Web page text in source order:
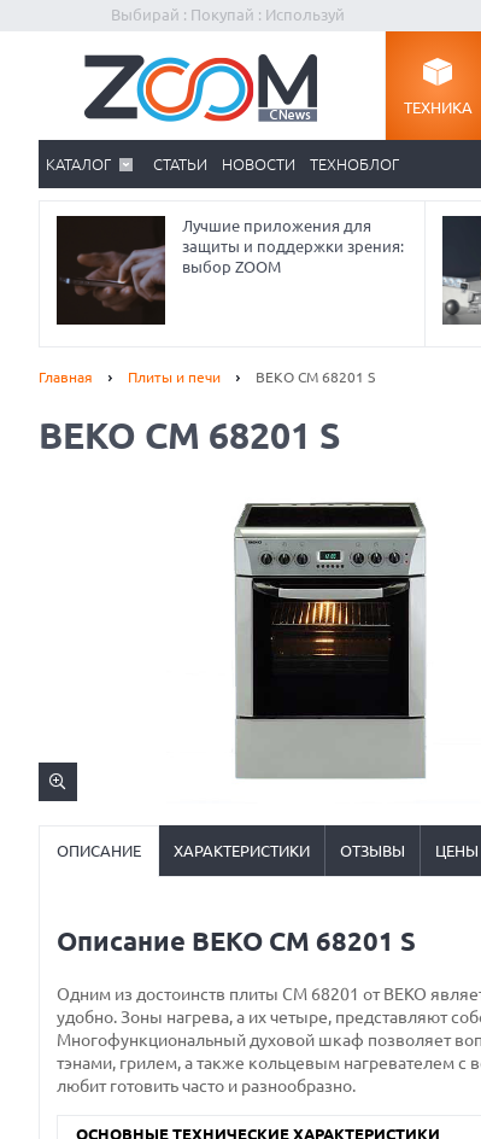
Выбирай : Покупай : Используй
ТЕХНИКА
КАТАЛОГ СТАТЬИ НОВОСТИ ТЕХНОБЛОГ
Лучшие приложения для
защиты и поддержки зрения:
выбор ZOOM
Главная Плиты и печи BEKO CM 68201 S
BEKO CM 68201 S
ОПИСАНИЕ ХАРАКТЕРИСТИКИ ОТЗЫВЫ ЦЕНЫ
Описание BEKO CM 68201 S
Одним из достоинств плиты CM 68201 от BEKO
удобно. Зоны нагрева, а их четыре, представляют
Многофункциональный духовой шкаф позволяет
тэнами, грилем, а также кольцевым нагревателем с
любит готовить часто и разнообразно.
ОСНОВНЫЕ ТЕХНИЧЕСКИЕ ХАРАКТЕРИСТИКИ